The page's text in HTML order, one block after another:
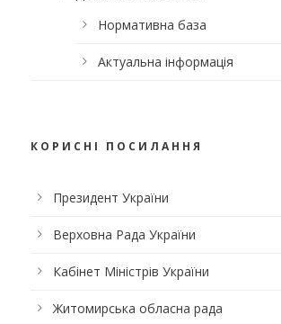
Нормативна база
Актуальна інформація
КОРИСНІ ПОСИЛАННЯ
Президент України
Верховна Рада України
Кабінет Міністрів України
Житомирська обласна рада